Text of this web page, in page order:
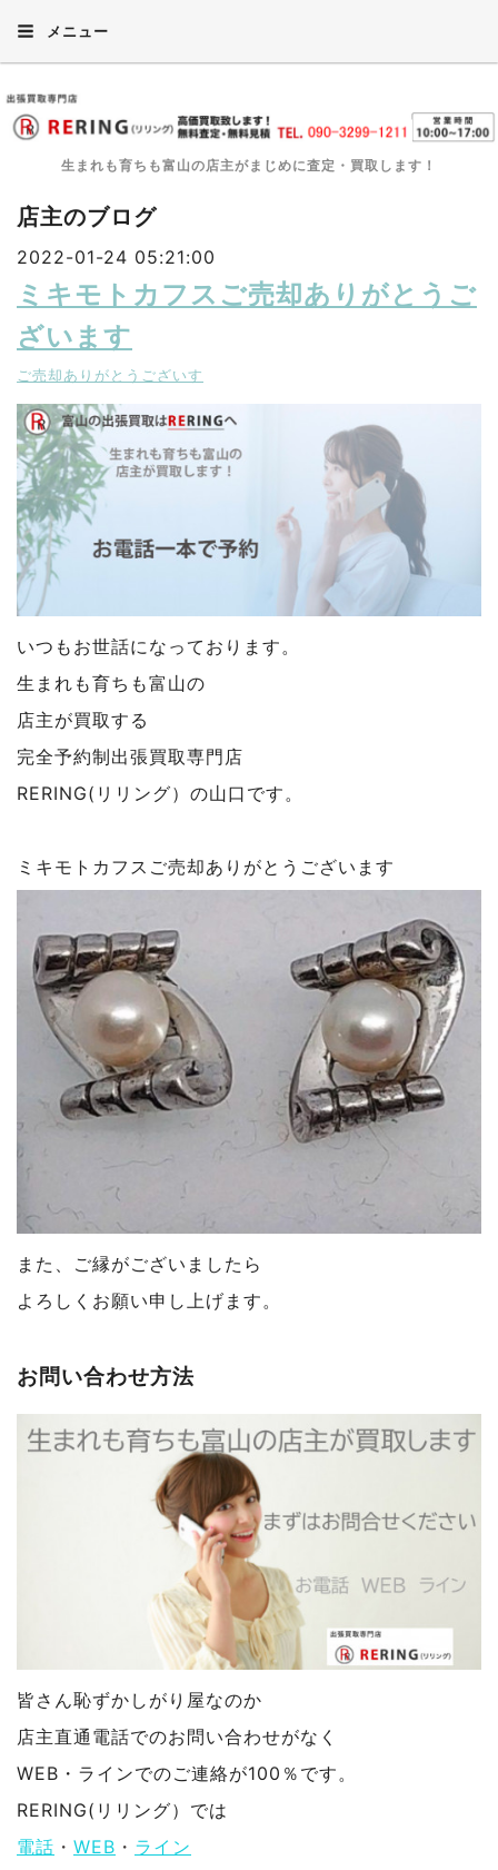
メニュー
生まれも育ちも富山の店主がまじめに査定・買取します！
店主のブログ
2022-01-24 05:21:00
ミキモトカフスご売却ありがとうご
ざいます
ご売却ありがとうございす
いつもお世話になっております。
生まれも育ちも富山の
店主が買取する
完全予約制出張買取専門店
RERING(リリング）の山口です。
ミキモトカフスご売却ありがとうございます
また、ご縁がございましたら
よろしくお願い申し上げます。
お問い合わせ方法
皆さん恥ずかしがり屋なのか
店主直通電話でのお問い合わせがなく
WEB・ラインでのご連絡が100％です。
RERING(リリング）では
電話 ・ WEB ・ ライン